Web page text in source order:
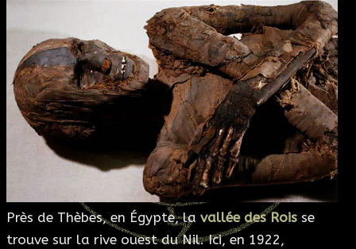
MAGIE
SORCELLERIE
MAGIE D'AMOUR
MAGIE ARABE
SECTES
Près de Thèbes, en Égypte, la vallée des Rois se
trouve sur la rive ouest du Nil. Ici, en 1922,